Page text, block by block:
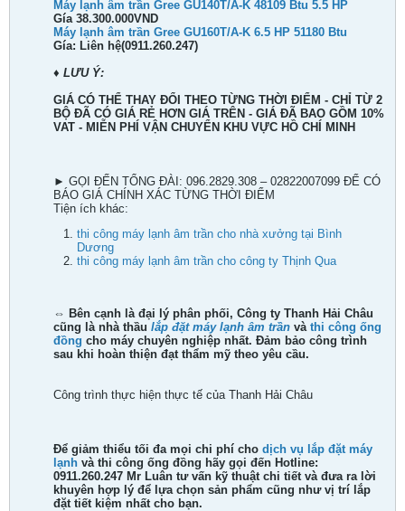
Máy lạnh âm trần Gree GU140T/A-K 48109 Btu 5.5 HP
Gía 38.300.000VND
Máy lạnh âm trần Gree GU160T/A-K 6.5 HP 51180 Btu
Gía: Liên hệ(0911.260.247)
♦ LƯU Ý:
GIÁ CÓ THỂ THAY ĐỔI THEO TỪNG THỜI ĐIỂM - CHỈ TỪ 2
BỘ ĐÃ CÓ GIÁ RẺ HƠN GIÁ TRÊN - GIÁ ĐÃ BAO GỒM 10%
VAT - MIỄN PHÍ VẬN CHUYỂN KHU VỰC HỒ CHÍ MINH
► GỌI ĐẾN TỔNG ĐÀI: 096.2829.308 – 02822007099 ĐỂ CÓ
BÁO GIÁ CHÍNH XÁC TỪNG THỜI ĐIỂM
Tiện ích khác:
thi công máy lạnh âm trần cho nhà xưởng tại Bình
Dương
thi công máy lạnh âm trần cho công ty Thịnh Qua
⇔ Bên cạnh là đại lý phân phối, Công ty Thanh Hải Châu
cũng là nhà thầu lắp đặt máy lạnh âm trần và thi công ống
đồng cho máy chuyên nghiệp nhất. Đảm bảo công trình
sau khi hoàn thiện đạt thẩm mỹ theo yêu cầu.
Công trình thực hiện thực tế của Thanh Hải Châu
Để giảm thiểu tối đa mọi chi phí cho dịch vụ lắp đặt máy
lạnh và thi công ống đồng hãy gọi đến Hotline:
0911.260.247 Mr Luân tư vấn kỹ thuật chi tiết và đưa ra lời
khuyên hợp lý để lựa chọn sản phẩm cũng như vị trí lắp
đặt tiết kiệm nhất cho bạn.